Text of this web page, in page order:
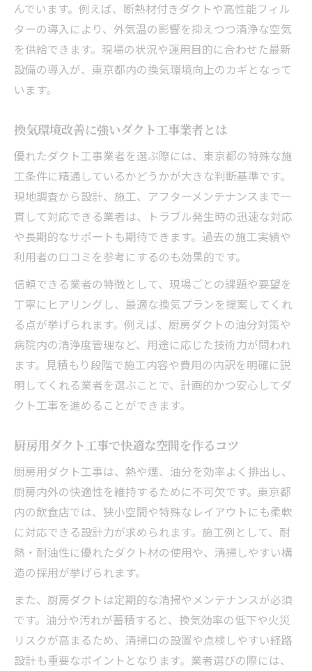
んでいます。例えば、断熱材付きダクトや高性能フィル
ターの導入により、外気温の影響を抑えつつ清浄な空気
を供給できます。現場の状況や運用目的に合わせた最新
設備の導入が、東京都内の換気環境向上のカギとなって
います。
換気環境改善に強いダクト工事業者とは
優れたダクト工事業者を選ぶ際には、東京都の特殊な施
工条件に精通しているかどうかが大きな判断基準です。
現地調査から設計、施工、アフターメンテナンスまで一
貫して対応できる業者は、トラブル発生時の迅速な対応
や長期的なサポートも期待できます。過去の施工実績や
利用者の口コミを参考にするのも効果的です。
信頼できる業者の特徴として、現場ごとの課題や要望を
丁寧にヒアリングし、最適な換気プランを提案してくれ
る点が挙げられます。例えば、厨房ダクトの油分対策や
病院内の清浄度管理など、用途に応じた技術力が問われ
ます。見積もり段階で施工内容や費用の内訳を明確に説
明してくれる業者を選ぶことで、計画的かつ安心してダ
クト工事を進めることができます。
厨房用ダクト工事で快適な空間を作るコツ
厨房用ダクト工事は、熱や煙、油分を効率よく排出し、
厨房内外の快適性を維持するために不可欠です。東京都
内の飲食店では、狭小空間や特殊なレイアウトにも柔軟
に対応できる設計力が求められます。施工例として、耐
熱・耐油性に優れたダクト材の使用や、清掃しやすい構
造の採用が挙げられます。
また、厨房ダクトは定期的な清掃やメンテナンスが必須
です。油分や汚れが蓄積すると、換気効率の低下や火災
リスクが高まるため、清掃口の設置や点検しやすい経路
設計も重要なポイントとなります。業者選びの際には、